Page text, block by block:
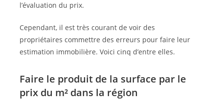
l’évaluation du prix.
Cependant, il est très courant de voir des
propriétaires commettre des erreurs pour faire leur
estimation immobilière. Voici cinq d’entre elles.
Faire le produit de la surface par le
prix du m² dans la région